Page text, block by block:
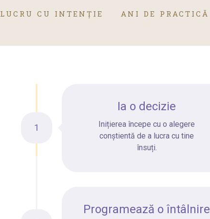
LUCRU CU INTENȚIE ANI DE PRACTICĂ
Ia o decizie
Inițierea începe cu o alegere
conștientă de a lucra cu tine
însuți.
1
Programează o întâlnire